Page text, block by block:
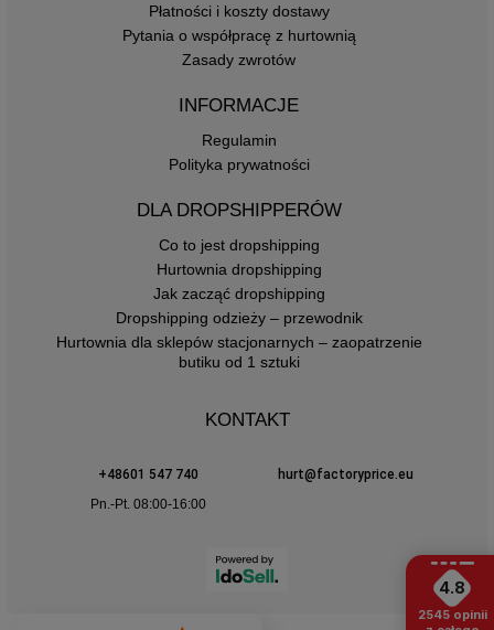
Płatności i koszty dostawy
Pytania o współpracę z hurtownią
Zasady zwrotów
INFORMACJE
Regulamin
Polityka prywatności
DLA DROPSHIPPERÓW
Co to jest dropshipping
Hurtownia dropshipping
Jak zacząć dropshipping
Dropshipping odzieży – przewodnik
Hurtownia dla sklepów stacjonarnych – zaopatrzenie
butiku od 1 sztuki
KONTAKT
+48601 547 740
hurt@factoryprice.eu
Pn.-Pt. 08:00-16:00
4.8
2545 opinii